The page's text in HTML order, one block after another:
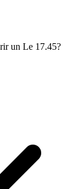
un Le 17.45?